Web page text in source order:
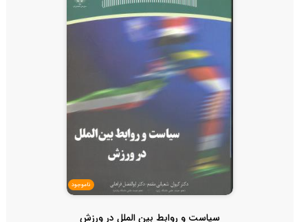
ناموجود
سیاست و روابط بین الملل در ورزش